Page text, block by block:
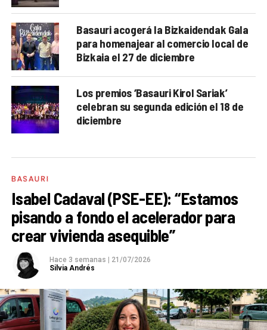
Basauri acogerá la Bizkaidendak Gala
para homenajear al comercio local de
Bizkaia el 27 de diciembre
Los premios ‘Basauri Kirol Sariak’
celebran su segunda edición el 18 de
diciembre
BASAURI
Isabel Cadaval (PSE-EE): “Estamos
pisando a fondo el acelerador para
crear vivienda asequible”
Hace 3 semanas
21/07/2026
Silvia Andrés